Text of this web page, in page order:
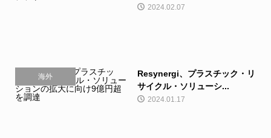
2024.02.07
海外
Resynergi、プラスチック・リ
サイクル・ソリューシ...
2024.01.17